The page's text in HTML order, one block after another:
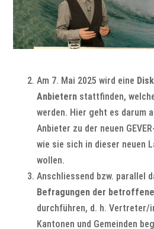
Am 7. Mai 2025 wird eine
Anbietern stattfinden,
werden. Hier geht es darum
Anbieter zu der neuen
wie sie sich in dieser neuen
wollen.
Anschliessend bzw. parallel
Befragungen der
durchführen, d. h. Vertreter/
Kantonen und Gemeinden